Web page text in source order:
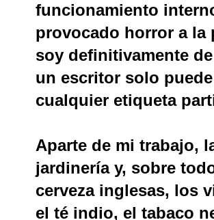
funcionamiento
provocado horror a la
soy definitivamente
un escritor solo
cualquier etiqueta
Aparte de mi trabajo,
jardinería y, sobre
cerveza inglesas, los
el té indio, el tabaco